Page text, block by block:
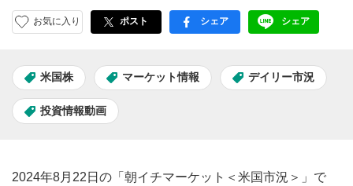
お気に入り ポスト facebook
シェア LINE
シェア
米国株 マーケット情報 デイリー市況
投資情報動画
2024年8月22日の「朝イチマーケット＜米国市況＞」で